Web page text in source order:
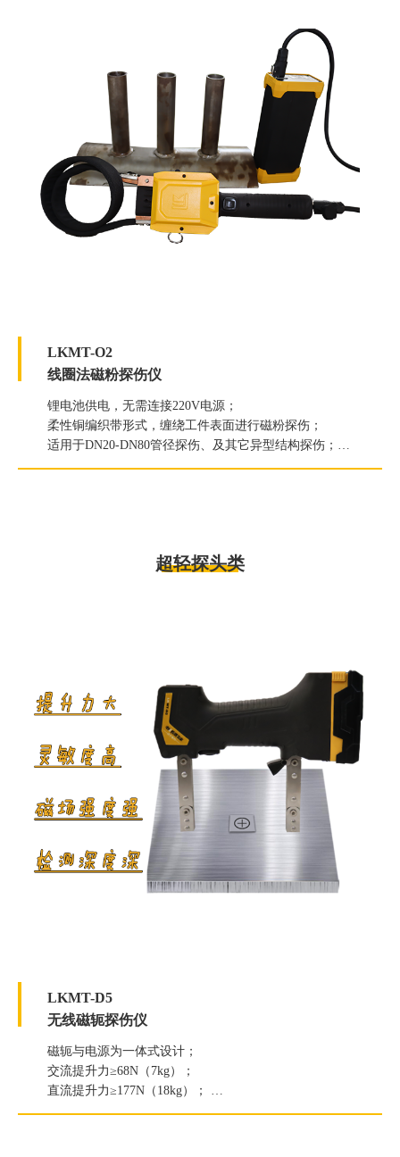
LKMT-O2
线圈法磁粉探伤仪
锂电池供电，无需连接220V电源；
柔性铜编织带形式，缠绕工件表面进行磁粉探伤；
适用于DN20-DN80管径探伤、及其它异型结构探伤；
超轻探头类
LKMT-D5
无线磁轭探伤仪
磁轭与电源为一体式设计；
交流提升力≥68N（7kg）；
直流提升力≥177N（18kg）；